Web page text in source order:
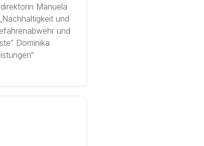
Manuela
und
und
Dominika